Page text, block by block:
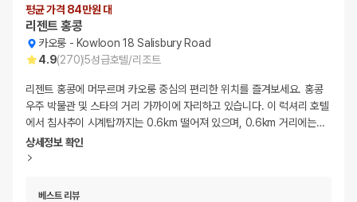
평균 가격 84만원 대
리젠트 홍콩
카오룽 - Kowloon 18 Salisbury Road
4.9(270)5성급호텔/리조트
리젠트 홍콩에 머무르며 카오룽 중심의 편리한 위치를 즐겨보세요. 홍콩
우주 박물관 및 스타의 거리 가까이에 자리하고 있습니다. 이 럭셔리 호텔
에서 침사추이 시계탑까지는 0.6km 떨어져 있으며, 0.6km 거리에는…
상세정보 확인
베스트 리뷰